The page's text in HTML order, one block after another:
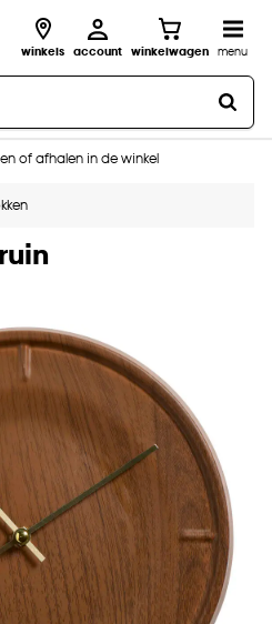
winkels account winkelwagen menu
of afhalen in de winkel
en inmeten aan huis